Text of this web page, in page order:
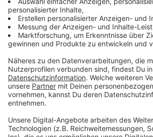
Anzeige
Es soll ja bekanntlich keine dummen
aber: Nämlich die Antwort. Die gibt es
haben wir uns valide Experten
wirklich dummen Fragen für euch
fachgerecht beantworten.
Anzeige